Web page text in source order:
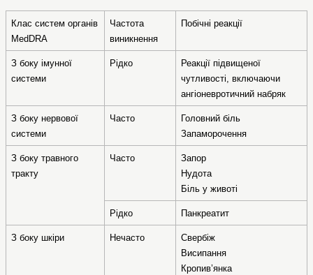
Клас систем органів
MedDRA
Частота
виникнення
Побічні реакції
З боку імунної
системи
Рідко
Реакції підвищеної
чутливості, включаючи
ангіоневротичний набряк
З боку нервової
системи
Часто
Головний біль
Запаморочення
З боку травного
тракту
Часто
Запор
Нудота
Біль у животі
Рідко Панкреатит
З боку шкіри Нечасто
Свербіж
Висипання
Кропив’янка